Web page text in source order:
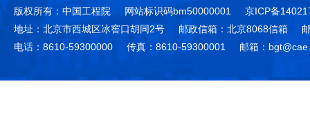
版权所有：中国工程院 网站标识码bm50000001
京ICP备
地址：北京市西城区冰窖口胡同2号
邮政信箱：北京8068信箱
电话：8610-59300000
传真：8610-59300001 邮箱：